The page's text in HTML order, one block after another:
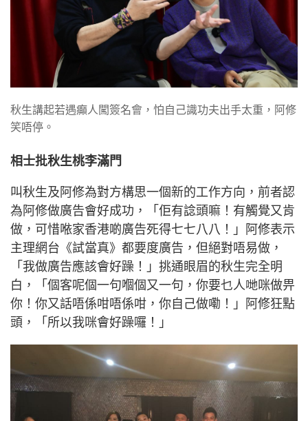
秋生講起若遇癲人闖簽名會，怕自己識功夫出手太重，阿修
笑唔停。
相士批秋生桃李滿門
叫秋生及阿修為對方構思一個新的工作方向，前者認
為阿修做廣告會好成功，「佢有諗頭嘛！有觸覺又肯
做，可惜𠵱家香港啲廣告死得七七八八！」阿修表示
主理網台《試當真》都要度廣告，但絕對唔易做，
「我做廣告應該會好躁！」挑通眼眉的秋生完全明
白，「個客呢個一句嗰個又一句，你要乜人哋咪做畀
你！你又話唔係咁唔係咁，你自己做嘞！」阿修狂點
頭，「所以我咪會好躁囉！」